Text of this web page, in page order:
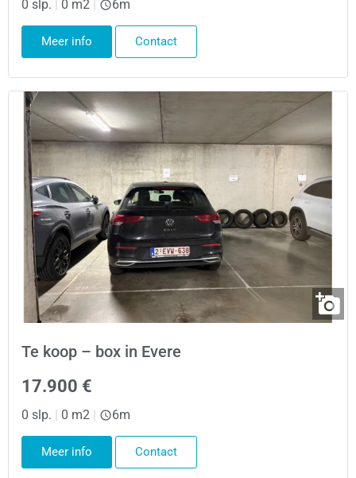
0 slp. | 0 m2 | 6m
Meer info Contact
Te koop – box in Evere
17.900 €
0 slp. | 0 m2 | 6m
Meer info Contact